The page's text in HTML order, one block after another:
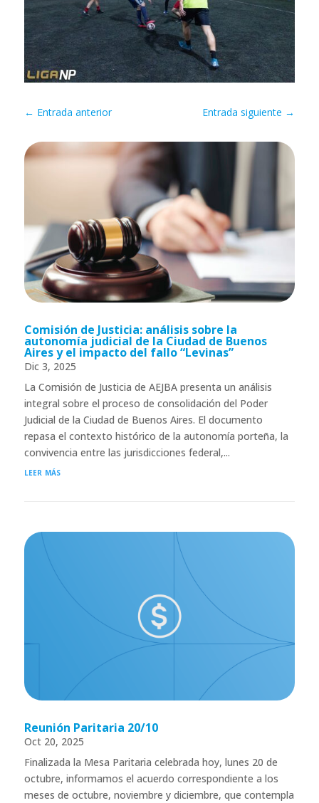
← Entrada anterior Entrada siguiente →
Comisión de Justicia: análisis sobre la
autonomía judicial de la Ciudad de Buenos
Aires y el impacto del fallo “Levinas”
Dic 3, 2025
La Comisión de Justicia de AEJBA presenta un análisis
integral sobre el proceso de consolidación del Poder
Judicial de la Ciudad de Buenos Aires. El documento
repasa el contexto histórico de la autonomía porteña, la
convivencia entre las jurisdicciones federal,...
leer más
Reunión Paritaria 20/10
Oct 20, 2025
Finalizada la Mesa Paritaria celebrada hoy, lunes 20 de
octubre, informamos el acuerdo correspondiente a los
meses de octubre, noviembre y diciembre, que contempla